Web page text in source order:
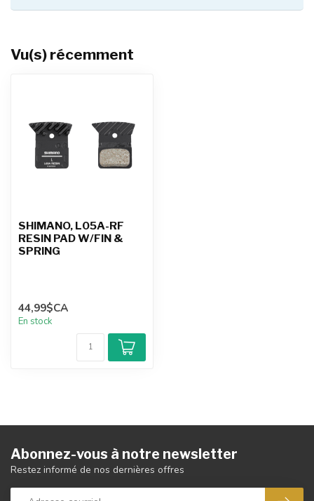
Vu(s) récemment
SHIMANO, L05A-RF
RESIN PAD W/FIN &
SPRING
44,99$CA
En stock
Abonnez-vous à notre newsletter
Restez informé de nos dernières offres